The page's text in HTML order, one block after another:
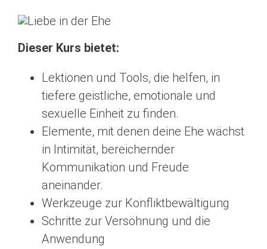
Dieser Kurs bietet:
Lektionen und Tools, die helfen, in
tiefere geistliche, emotionale und
sexuelle Einheit zu finden.
Elemente, mit denen deine Ehe wächst
in Intimität, bereichernder
Kommunikation und Freude
aneinander.
Werkzeuge zur Konfliktbewältigung
Schritte zur Versöhnung und die
Anwendung